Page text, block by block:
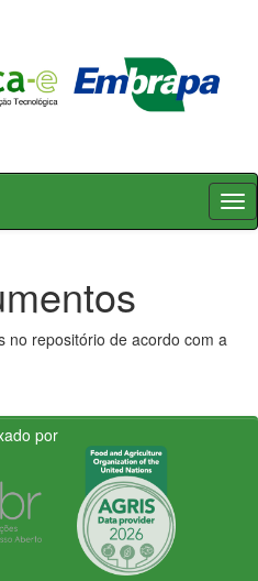
no repositório de acordo com a
por